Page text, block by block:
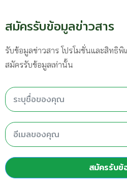
สมัครรับข้อมูลข่าวสาร
รับข้อมูลข่าวสาร โปรโมชั่นและสิทธิ
สมัครรับข้อมูลเท่านั้น
สมัครรับข้